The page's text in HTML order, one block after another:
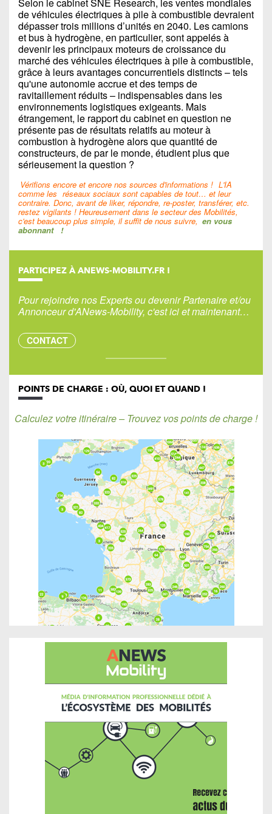
de véhicules électriques à pile à combustible devraient
dépasser trois millions d’unités en 2040. Les camions
et bus à hydrogène, en particulier, sont appelés à
devenir les principaux moteurs de croissance du
marché des véhicules électriques à pile à combustible,
grâce à leurs avantages concurrentiels distincts – tels
qu'une autonomie accrue et des temps de
ravitaillement réduits – indispensables dans les
environnements logistiques exigeants. Mais
étrangement, le rapport du cabinet en question ne
présente pas de résultats relatifs au moteur à
combustion à hydrogène alors que quantité de
constructeurs, de par le monde, étudient plus que
sérieusement la question ?
Vérifions encore et encore nos sources d'informations ! L'IA
comme les réseaux sociaux sont capables de tout… et leur
contraire. Donc, avant de liker, répondre, re-poster, transférer, etc.
restez vigilants ! Heureusement dans le secteur des Mobilités,
c'est beaucoup plus simple, il suffit de nous suivre, en vous
abonnant !
PARTICIPEZ À ANEWS-MOBILITY.FR !
Pour rejoindre nos Experts ou devenir Partenaire et/ou
Annonceur d'ANews-Mobility, c'est ici et maintenant…
CONTACT
POINTS DE CHARGE : OÙ, QUOI ET QUAND !
Calculez votre itinéraire – Trouvez vos points de charge !